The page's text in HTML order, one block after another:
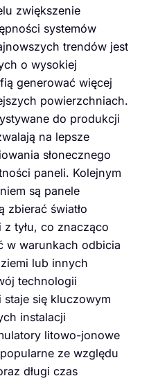
zwiększenie
systemów
trendów jest
o wysokiej
generować więcej
powierzchniach.
do produkcji
na lepsze
słonecznego
paneli. Kolejnym
są panele
zbierać światło
tyłu, co znacząco
w warunkach odbicia
lub innych
technologii
się kluczowym
instalacji
litowo-jonowe
ze względu
długi czas